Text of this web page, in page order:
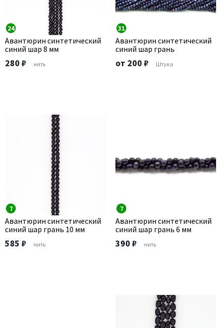
24
Авантюрин синтетический
синий шар 8 мм
280 ₽ нить
31
Авантюрин синтетический
синий шар грань
от 200 ₽ Штука
7
Авантюрин синтетический
синий шар грань 10 мм
585 ₽ нить
7
Авантюрин синтетический
синий шар грань 6 мм
390 ₽ нить